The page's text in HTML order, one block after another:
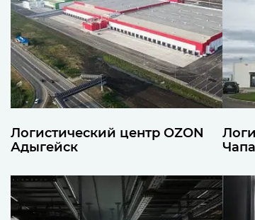
Логистический центр OZON
Адыгейск